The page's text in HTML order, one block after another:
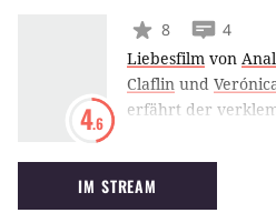
4.6
8
4
Liebesfilm von
Claflin und
erfährt der
Maria (Verónica
Erotikroman
überhaupt nicht
IM STREAM